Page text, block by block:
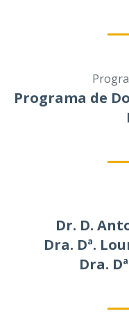
Programa de
Dr. D.
Dra. Dª.
Dra.